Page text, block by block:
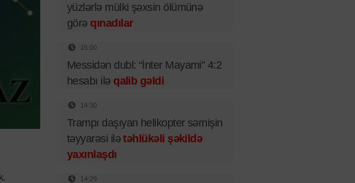
yüzlərlə mülki şəxsin ölümünə
görə qınadılar
15:00
Messidən dubl: “İnter Mayami” 4:2
hesabı ilə qalib gəldi
14:30
Trampı daşıyan helikopter sərnişin
təyyarəsi ilətəhlükəli şəkildə
yaxınlaşdı
14:29